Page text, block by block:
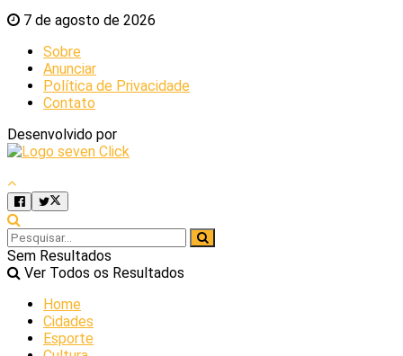
7 de agosto de 2026
Sobre
Anunciar
Política de Privacidade
Contato
Desenvolvido por
Sem Resultados
Ver Todos os Resultados
Home
Cidades
Esporte